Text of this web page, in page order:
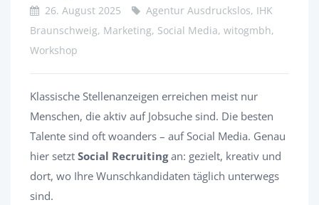
26. August 2025
Agentur Ausdruckslos, IHK
Braunschweig, Marketing, Social Media, witogmbh,
Workshop
Klassische Stellenanzeigen erreichen meist nur
Menschen, die aktiv auf Jobsuche sind. Die besten
Talente sind oft woanders – auf Social Media. Genau
hier setzt Social Recruitingan: gezielt, kreativ und
dort, wo Ihre Wunschkandidaten täglich unterwegs
sind.